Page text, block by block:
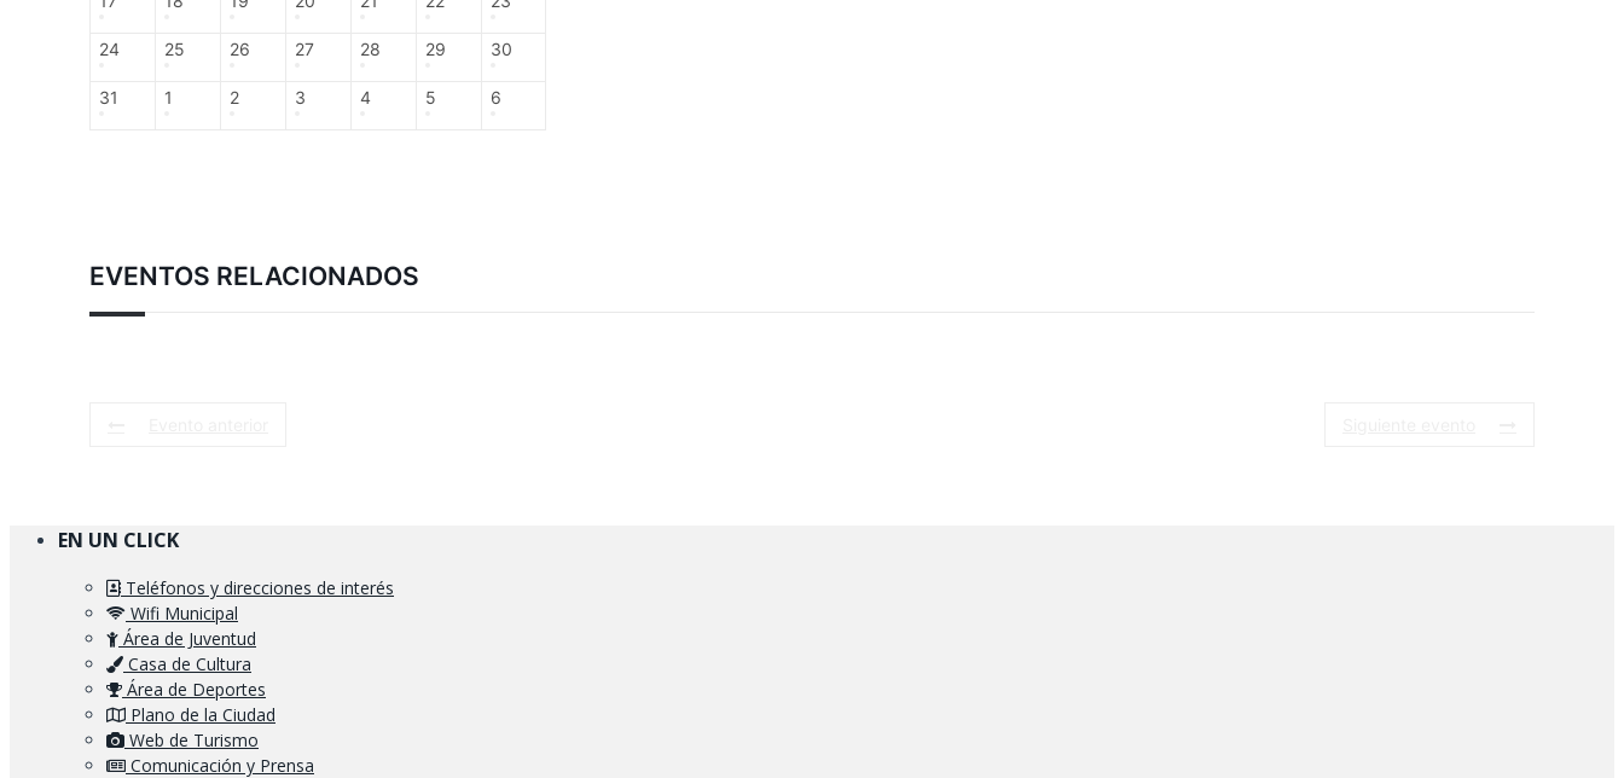
24 25 26 27 28 29 30
31 1 2 3 4 5 6
EVENTOS RELACIONADOS
EN UN CLICK
Teléfonos y direcciones de interés
Wifi Municipal
Área de Juventud
Casa de Cultura
Área de Deportes
Plano de la Ciudad
Web de Turismo
Comunicación y Prensa